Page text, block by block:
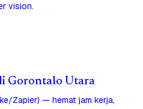
vision.
Gorontalo Utara
Zapier) — hemat jam kerja,